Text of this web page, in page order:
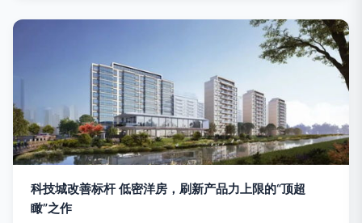
科技城改善标杆 低密洋房，刷新产品力上限的“顶超
瞰”之作